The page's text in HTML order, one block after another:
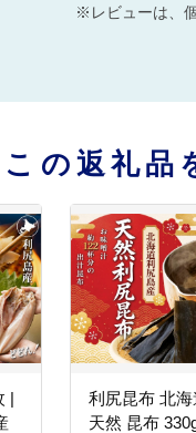
※レビューは、
この返礼品
|
利尻昆布 北
天然 昆布